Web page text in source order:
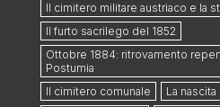
Il cimitero militare austriaco e la
Il furto sacrilego del 1852
Ottobre 1884: ritrovamento
Postumia
Il cimitero comunale
La